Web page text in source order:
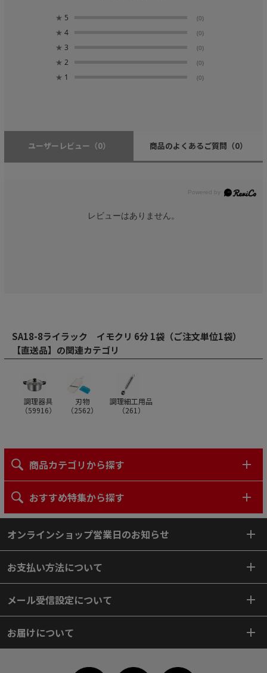
★ 5 (0)
★ 4 (0)
★ 3 (0)
★ 2 (0)
★ 1 (0)
ユーザーレビュー （0） 商品のよくあるご質問 （0）
レビューはありません。
SA18-8ライラック イモクリ 6分 1袋（ご注文単位1袋）
【直送品】の関連カテゴリ
調理器具
（59916）
刃物
（2562）
調理細工用品
（261 ）
商品カテゴリから探す
おすすめ特集から探す
オンラインショップ営業日のお知らせ
お支払い方法について
メール受信設定について
お届けについて